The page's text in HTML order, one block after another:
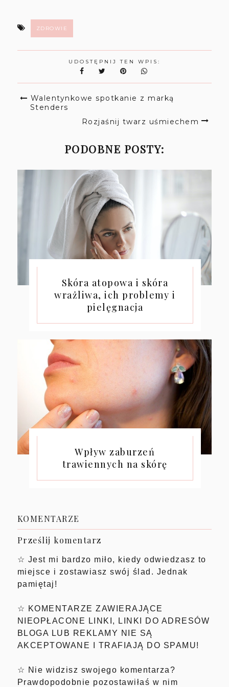
ZDROWIE
UDOSTĘPNIJ TEN WPIS:
Walentynkowe spotkanie z marką
Stenders
Rozjaśnij twarz uśmiechem
PODOBNE POSTY:
Skóra atopowa i skóra
wrażliwa, ich problemy i
pielęgnacja
Wpływ zaburzeń
trawiennych na skórę
KOMENTARZE
Prześlij komentarz
☆ Jest mi bardzo miło, kiedy odwiedzasz to
miejsce i zostawiasz swój ślad. Jednak
pamiętaj!
☆ KOMENTARZE ZAWIERAJĄCE
NIEOPŁACONE LINKI, LINKI DO ADRESÓW
BLOGA LUB REKLAMY NIE SĄ
AKCEPTOWANE I TRAFIAJĄ DO SPAMU!
☆ Nie widzisz swojego komentarza?
Prawdopodobnie pozostawiłaś w nim